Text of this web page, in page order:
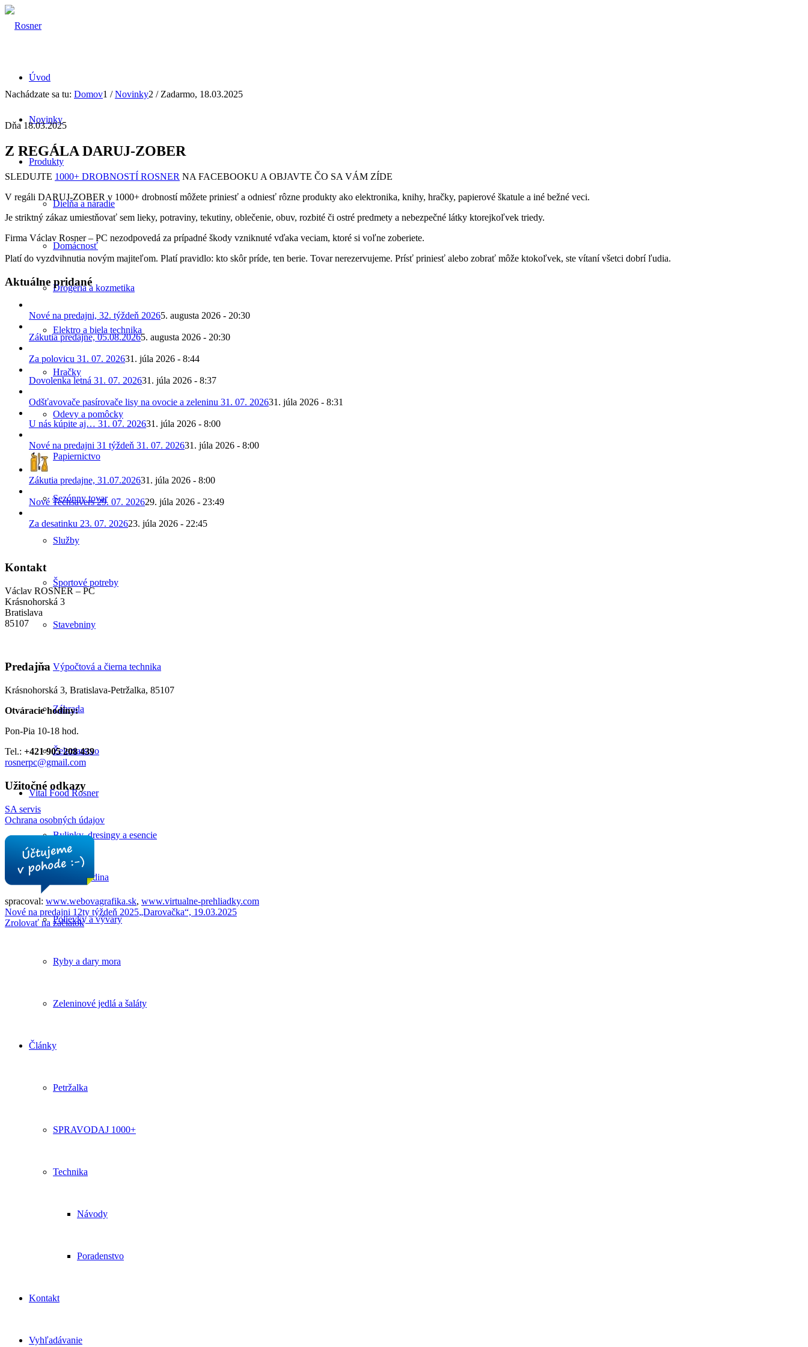
Úvod
Novinky
Produkty
Dielňa a náradie
Domácnosť
Drogéria a kozmetika
Elektro a biela technika
Hračky
Odevy a pomôcky
Papiernictvo
Sezónny tovar
Služby
Športové potreby
Stavebniny
Výpočtová a čierna technika
Záhrada
Železiarstvo
Vital Food Rosner
Bylinky, dresingy a esencie
Mäso a hydina
Polievky a vývary
Ryby a dary mora
Zeleninové jedlá a šaláty
Články
Petržalka
SPRAVODAJ 1000+
Technika
Návody
Poradenstvo
Kontakt
Vyhľadávanie
Nachádzate sa tu: Domov1 / Novinky2 / Zadarmo, 18.03.2025
Dňa 18.03.2025
Z REGÁLA DARUJ-ZOBER
SLEDUJTE 1000+ DROBNOSTÍ ROSNER NA FACEBOOKU A OBJAVTE ČO SA VÁM ZÍDE
V regáli DARUJ-ZOBER v 1000+ drobností môžete priniesť a odniesť rôzne produkty ako elektronika, knihy, hračky, papierové škatule a iné bežné veci.
Je striktný zákaz umiestňovať sem lieky, potraviny, tekutiny, oblečenie, obuv, rozbité či ostré predmety a nebezpečné látky ktorejkoľvek triedy.
Firma Václav Rosner – PC nezodpovedá za prípadné škody vzniknuté vďaka veciam, ktoré si voľne zoberiete.
Platí do vyzdvihnutia novým majiteľom. Platí pravidlo: kto skôr príde, ten berie. Tovar nerezervujeme. Prísť priniesť alebo zobrať môže ktokoľvek, ste vítaní všetci dobrí ľudia.
Aktuálne pridané
Nové na predajni, 32. týždeň 20265. augusta 2026 - 20:30
Zákutia predajne, 05.08.20265. augusta 2026 - 20:30
Za polovicu 31. 07. 202631. júla 2026 - 8:44
Dovolenka letná 31. 07. 202631. júla 2026 - 8:37
Odšťavovače pasírovače lisy na ovocie a zeleninu 31. 07. 202631. júla 2026 - 8:31
U nás kúpite aj… 31. 07. 202631. júla 2026 - 8:00
Nové na predajni 31 týždeň 31. 07. 202631. júla 2026 - 8:00
Zákutia predajne, 31.07.202631. júla 2026 - 8:00
Nové Techsavers 29. 07. 202629. júla 2026 - 23:49
Za desatinku 23. 07. 202623. júla 2026 - 22:45
Kontakt
Václav ROSNER – PC
Krásnohorská 3
Bratislava
85107
Predajňa
Krásnohorská 3, Bratislava-Petržalka, 85107
Otváracie hodiny:
Pon-Pia 10-18 hod.
Tel.: +421 905 208 439
rosnerpc@gmail.com
Užitočné odkazy
SA servis
Ochrana osobných údajov
spracoval: www.webovagrafika.sk, www.virtualne-prehliadky.com
Nové na predajni 12ty týždeň 2025„Darovačka“, 19.03.2025
Zrolovať na začiatok